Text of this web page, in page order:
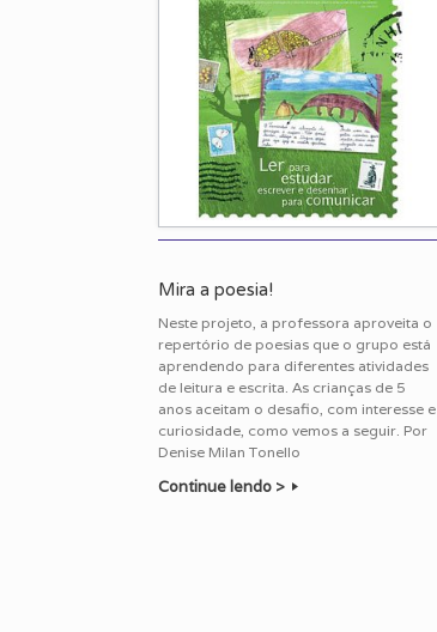
Mira a poesia!
Neste projeto, a professora aproveita o
repertório de poesias que o grupo está
aprendendo para diferentes atividades
de leitura e escrita. As crianças de 5
anos aceitam o desafio, com interesse e
curiosidade, como vemos a seguir. Por
Denise Milan Tonello
Continue lendo >